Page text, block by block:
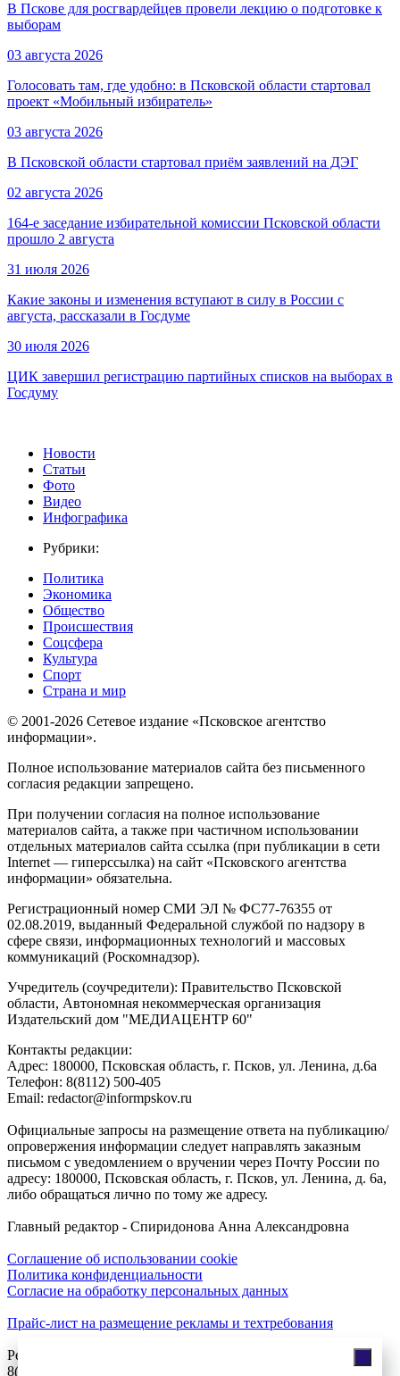
В Пскове для росгвардейцев провели лекцию о подготовке к
выборам
03 августа 2026
Голосовать там, где удобно: в Псковской области стартовал
проект «Мобильный избиратель»
03 августа 2026
В Псковской области стартовал приём заявлений на ДЭГ
02 августа 2026
164-е заседание избирательной комиссии Псковской области
прошло 2 августа
31 июля 2026
Какие законы и изменения вступают в силу в России с
августа, рассказали в Госдуме
30 июля 2026
ЦИК завершил регистрацию партийных списков на выборах в
Госдуму
Новости
Статьи
Фото
Видео
Инфографика
Рубрики:
Политика
Экономика
Общество
Происшествия
Соцсфера
Культура
Спорт
Страна и мир
© 2001-2026 Сетевое издание «Псковское агентство
информации».
Полное использование материалов сайта без письменного
согласия редакции запрещено.
При получении согласия на полное использование
материалов сайта, а также при частичном использовании
отдельных материалов сайта ссылка (при публикации в сети
Internet — гиперссылка) на сайт «Псковского агентства
информации» обязательна.
Регистрационный номер СМИ ЭЛ № ФС77-76355 от
02.08.2019, выданный Федеральной службой по надзору в
сфере связи, информационных технологий и массовых
коммуникаций (Роскомнадзор).
Учредитель (соучредители): Правительство Псковской
области, Автономная некоммерческая организация
Издательский дом "МЕДИАЦЕНТР 60"
Контакты редакции:
Адреc: 180000, Псковская область, г. Псков, ул. Ленина, д.6а
Телефон: 8(8112) 500-405
Email: redactor@informpskov.ru
Официальные запросы на размещение ответа на публикацию/
опровержения информации следует направлять заказным
письмом с уведомлением о вручении через Почту России по
адресу: 180000, Псковская область, г. Псков, ул. Ленина, д. 6а,
либо обращаться лично по тому же адресу.
Главный редактор - Спиридонова Анна Александровна
Соглашение об использовании cookie
Политика конфиденциальности
Согласие на обработку персональных данных
Прайс-лист на размещение рекламы и техтребования
Реклама на сайте
8(921)508-52-62, телефон 8(8112) 500-131